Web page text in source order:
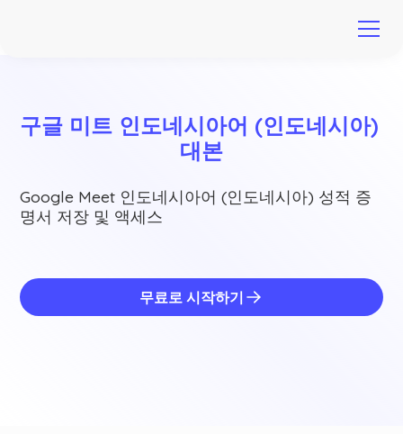
구글 미트 인도네시아어 (인도네시아)
대본
Google Meet 인도네시아어 (인도네시아) 성적 증
명서 저장 및 액세스
무료로 시작하기